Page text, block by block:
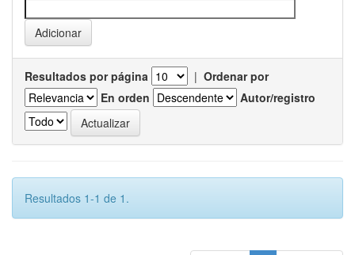
Resultados por página | Ordenar por
En orden
Autor/registro
Resultados 1-1 de 1.